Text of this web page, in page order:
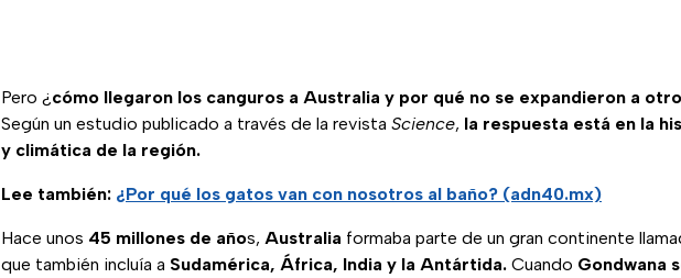
Pero ¿cómo llegaron los canguros a Australia y por qué no se expandieron a
Según un estudio publicado a través de la revista Science, la respuesta está en la
y climática de la región.
Lee también: ¿Por qué los gatos van con nosotros al baño? (adn40.mx)
Hace unos 45 millones de años, Australia formaba parte de un gran continente
que también incluía a Sudamérica, África, India y la Antártida. Cuando Gondwana